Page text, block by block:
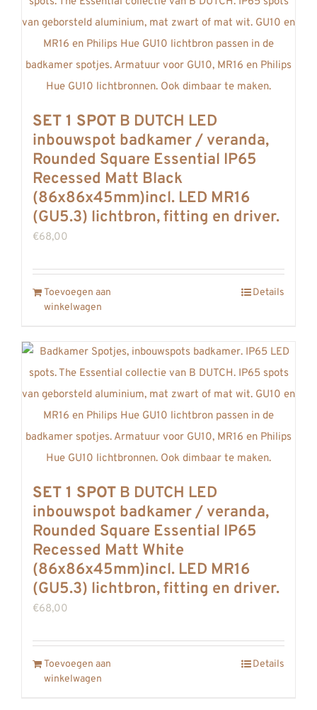
CONTACT
SET 1 SPOT B DUTCH LED
inbouwspot badkamer / veranda,
Rounded Square Essential IP65
Recessed Matt Black
(86x86x45mm)incl. LED MR16
(GU5.3) lichtbron, fitting en driver.
€68,00
Toevoegen aan
winkelwagen
Details
SET 1 SPOT B DUTCH LED
inbouwspot badkamer / veranda,
Rounded Square Essential IP65
Recessed Matt White
(86x86x45mm)incl. LED MR16
(GU5.3) lichtbron, fitting en driver.
€68,00
Toevoegen aan
winkelwagen
Details